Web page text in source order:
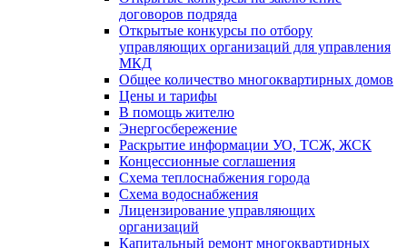
договоров подряда
Открытые конкурсы по отбору
управляющих организаций для управления
МКД
Общее количество многоквартирных домов
Цены и тарифы
В помощь жителю
Энергосбережение
Раскрытие информации УО, ТСЖ, ЖСК
Концессионные соглашения
Схема теплоснабжения города
Схема водоснабжения
Лицензирование управляющих
организаций
Капитальный ремонт многоквартирных